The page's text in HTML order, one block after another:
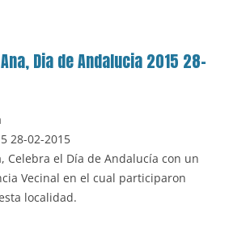
Dia de Andalucia 2015 28-
28-02-2015
Celebra el Día de Andalucía con un
Vecinal en el cual participaron
localidad.